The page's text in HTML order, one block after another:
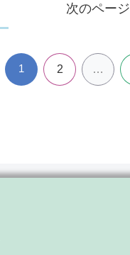
次のページ
1 2 …